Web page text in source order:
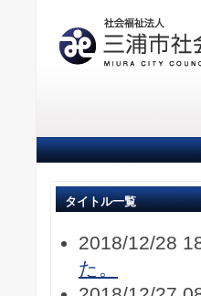
タイトル一覧
2018/12/28
た。